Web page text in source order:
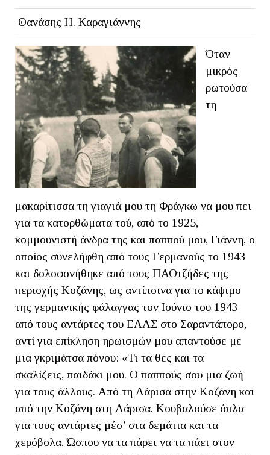
Θανάσης Η. Καραγιάννης
Όταν
μικρός
ρωτούσα
τη
μακαρίτισσα τη γιαγιά μου τη Φράγκω να μου πει
για τα κατορθώματα τού, από το 1925,
κομμουνιστή άνδρα της και παππού μου, Γιάννη, ο
οποίος συνελήφθη από τους Γερμανούς το 1943
και δολοφονήθηκε από τους ΠΑΟτζήδες της
περιοχής Κοζάνης, ως αντίποινα για το κάψιμο
της γερμανικής φάλαγγας τον Ιούνιο του 1943
από τους αντάρτες του ΕΛΑΣ στο Σαραντάπορο,
αντί για επίκληση ηρωισμών μου απαντούσε με
μια γκριμάτσα πόνου: «Τι τα θες και τα
σκαλίζεις, παιδάκι μου. Ο παππούς σου μια ζωή
για τους άλλους. Από τη Λάρισα στην Κοζάνη και
από την Κοζάνη στη Λάρισα. Κουβαλούσε όπλα
για τους αντάρτες μέσ’ στα δεμάτια και τα
χερόβολα. Ώσπου να τα πάρει να τα πάει στον